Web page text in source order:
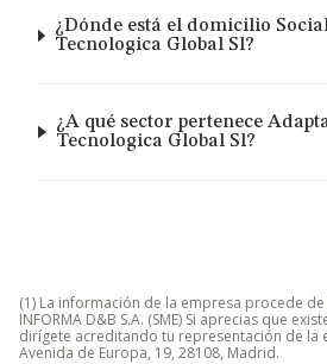
¿Dónde está el domicilio
Tecnologica Global Sl?
¿A qué sector pertenece
Tecnologica Global Sl?
(1) La información de la empresa procede
INFORMA D&B S.A. (SME) Si aprecias que
dirígete acreditando tu representación de la
Avenida de Europa, 19, 28108, Madrid.